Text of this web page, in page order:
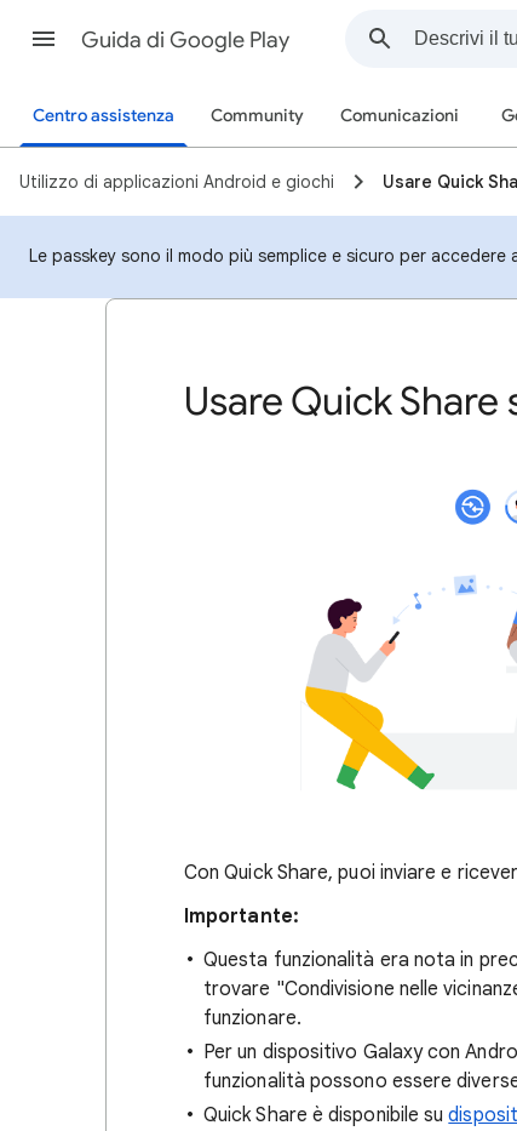
Guida di Google Play
Centro assistenza Community Comunicazioni
Utilizzo di applicazioni Android e giochi Usare Quick
Le passkey sono il modo più semplice e sicuro per
Usare Quick
Con Quick Share, puoi inviare e
Importante:
Questa funzionalità era nota in
trovare "Condivisione nelle
funzionare.
Per un dispositivo Galaxy con
funzionalità possono essere
Quick Share è disponibile su